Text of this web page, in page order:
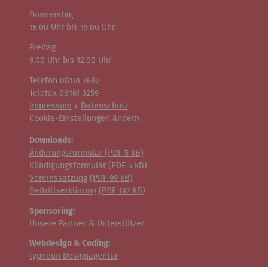
Donnerstag
15.00 Uhr bis 19.00 Uhr
Freitag
9.00 Uhr bis 12.00 Uhr
Telefon 08161 3682
Telefax 08161 3259
Impressum / Datenschutz
Cookie-Einstellungen ändern
Downloads:
Änderungsformular ( PDF 5 kB)
Kündigungsformular ( PDF 5 kB)
Vereinssatzung ( PDF 99 kB)
Beitrittserklärung ( PDF 192 kB)
Sponsoring:
Unsere Partner & Unterstützer
Webdesign & Coding:
typneun Designagentur